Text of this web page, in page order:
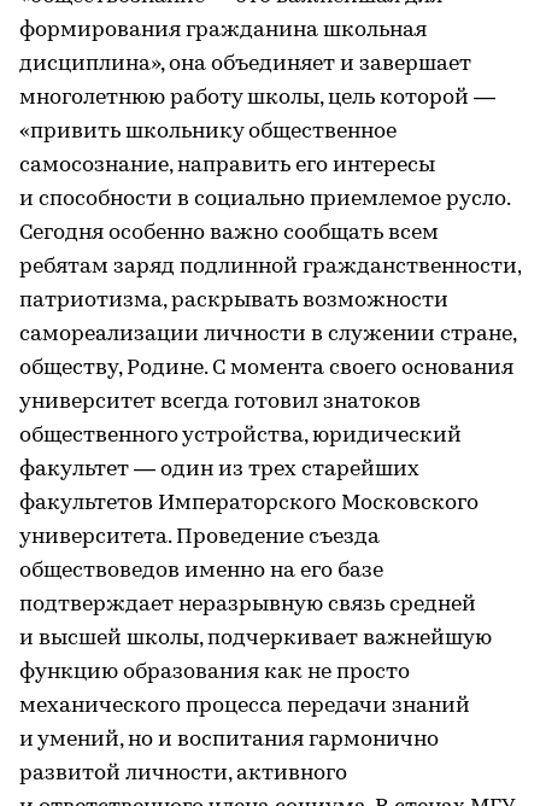
формирования гражданина школьная
дисциплина», она объединяет и завершает
многолетнюю работу школы, цель которой —
«привить школьнику общественное
самосознание, направить его интересы
и способности в социально приемлемое русло.
Сегодня особенно важно сообщать всем
ребятам заряд подлинной гражданственности,
патриотизма, раскрывать возможности
самореализации личности в служении стране,
обществу, Родине. С момента своего основания
университет всегда готовил знатоков
общественного устройства, юридический
факультет — один из трех старейших
факультетов Императорского Московского
университета. Проведение съезда
обществоведов именно на его базе
подтверждает неразрывную связь средней
и высшей школы, подчеркивает важнейшую
функцию образования как не просто
механического процесса передачи знаний
и умений, но и воспитания гармонично
развитой личности, активного